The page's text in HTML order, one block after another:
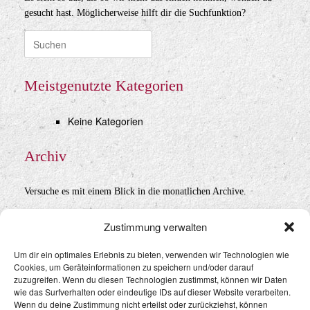
Zustimmung verwalten
Um dir ein optimales Erlebnis zu bieten, verwenden wir Technologien wie
Cookies, um Geräteinformationen zu speichern und/oder darauf
zuzugreifen. Wenn du diesen Technologien zustimmst, können wir Daten
wie das Surfverhalten oder eindeutige IDs auf dieser Website verarbeiten.
Wenn du deine Zustimmung nicht erteilst oder zurückziehst, können
gesucht hast. Möglicherweise hilft dir die Suchfunktion?
Suche
nach:
Meistgenutzte Kategorien
Keine Kategorien
Archiv
Versuche es mit einem Blick in die monatlichen Archive.
Datenschutz&Impressum